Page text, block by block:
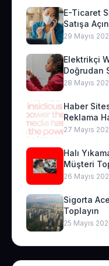
E-Ticaret
Satışa Açın
29 Mayıs
Elektrikçi
Doğrudan
28 Mayıs
Haber
Reklama
27 Mayıs
Halı
Müşteri
26 Mayıs
Sigorta
Toplayın
25 Mayıs